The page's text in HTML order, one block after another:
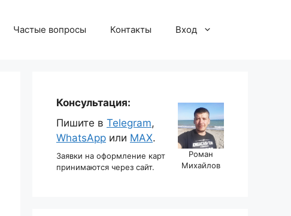
Частые вопросы Контакты Вход
Консультация:
Пишите в Telegram,
WhatsApp или MAX.
Заявки на оформление карт
принимаются через сайт.
Роман
Михайлов